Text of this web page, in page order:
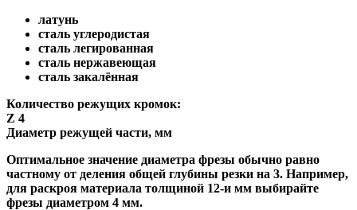
латунь
сталь углеродистая
сталь легированная
сталь нержавеющая
сталь закалённая
Количество режущих кромок:
Z 4
Диаметр режущей части, мм
Оптимальное значение диаметра фрезы обычно равно
частному от деления общей глубины резки на 3. Например,
для раскроя материала толщиной 12-и мм выбирайте
фрезы диаметром 4 мм.